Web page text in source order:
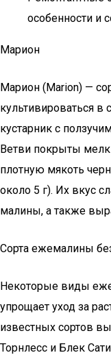
особенности и
Марион
Марион (Marion) —
культивироваться в
кустарник с
Ветви покрыты
плотную мякоть
около 5 г). Их вкус
малины, а также
Сорта ежемалины
Некоторые виды
упрощает уход за
известных сортов
Торнлесс и Блек